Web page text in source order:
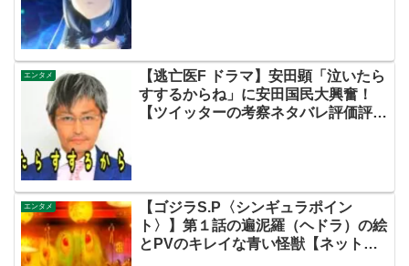
エンタメ
【逃亡医F ドラマ】安田顕「泣いたら
すするからね」に安田国民大興奮！
【ツイッターの考察ネタバレ評価評判
エンタメ
【ゴジラS.P〈シンギュラポイン
ト〉】第１話の遍泥羅（ヘドラ）の絵
とPVのキレイな青い怪獣【ネットの